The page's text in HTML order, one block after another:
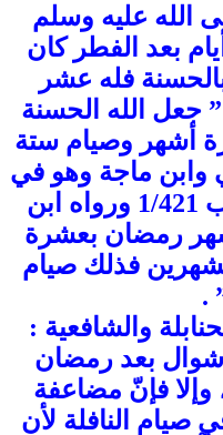
الله عليه وسلم
بعد الفطر كان
فله عشر
” جعل الله الحسنة
أشهر وصيام ستة
وابن ماجة وهو في
صحيح الترغيب والترهيب 1/421 ورواه ابن
رمضان بعشرة
بشهرين فذلك صيام
.
والشافعية :
بعد رمضان
فإنّ مضاعفة
صيام النافلة لأن